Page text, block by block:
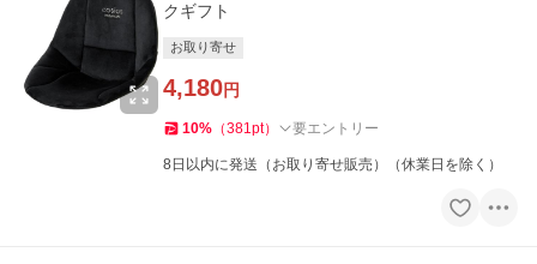
クギフト
お取り寄せ
4,180円
10% （381pt） 要エントリー
8日以内に発送（お取り寄せ販売）（休業日を除く）